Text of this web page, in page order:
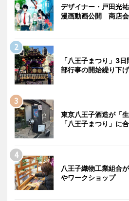
デザイナー・戸田光
漫画動画公開 商店
「八王子まつり」3
部行事の開始繰り下げ
東京八王子酒造が「
「八王子まつり」に
八王子織物工業組合
やワークショップ